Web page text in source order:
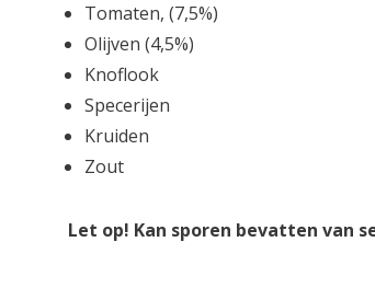
Tomaten, (7,5%)
Olijven (4,5%)
Knoflook
Specerijen
Kruiden
Zout
Let op! Kan sporen bevatten van